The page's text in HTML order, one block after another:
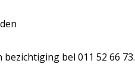
bel 011 52 66 73.